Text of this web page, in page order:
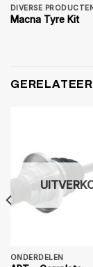
DIVERSE
Macna Tyre Kit
ONDERDELEN